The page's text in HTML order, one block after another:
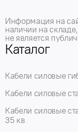
Информация на
наличии на
не является
Каталог
Кабели силовые
Кабели силовые
Кабели силовые
35 кв